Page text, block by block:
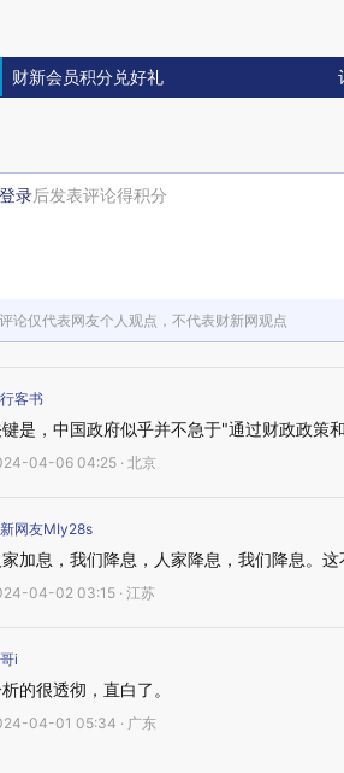
财新会员积分兑好礼
登录后发表评论得积分
评论仅代表网友个人观点，不代表财新网观点
客书
键是，中国政府似乎并不急于"通过财政政策
04-06 04:25 · 北京
网友MIy28s
家加息，我们降息，人家降息，我们降息。
04-02 03:15 · 江苏
i
的很透彻，直白了。
04-01 05:34 · 广东